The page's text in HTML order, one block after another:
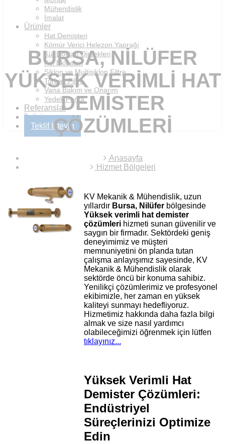
Mühendislik
İmalat
Ürünler
Hat Demisteri
Kömür Verici Helezon Yaprağı
Kül Döküm Dirsekleri
Kül Eklüsleri
Siklon ve Multisiklon Filtre
Torbalı Filtre
Vana Bakım ve Onarım
Yedek Parça
Referanslar
İletişim
Teklif İsteyin
BURSA, NILÜFER
YÜKSEK VERIMLI HAT
DEMISTER
ÇÖZÜMLERI
Anasayfa
Hizmet Bölgeleri
KV Mekanik & Mühendislik, uzun
yıllardır Bursa, Nilüfer bölgesinde
Yüksek verimli hat demister
çözümleri hizmeti sunan güvenilir ve
saygın bir firmadır. Sektördeki geniş
deneyimimiz ve müşteri
memnuniyetini ön planda tutan
çalışma anlayışımız sayesinde, KV
Mekanik & Mühendislik olarak
sektörde öncü bir konuma sahibiz.
Yenilikçi çözümlerimiz ve profesyonel
ekibimizle, her zaman en yüksek
kaliteyi sunmayı hedefliyoruz.
Hizmetimiz hakkında daha fazla bilgi
almak ve size nasıl yardımcı
olabileceğimizi öğrenmek için lütfen
tıklayınız...
Yüksek Verimli Hat
Demister Çözümleri:
Endüstriyel
Süreçlerinizi Optimize
Edin